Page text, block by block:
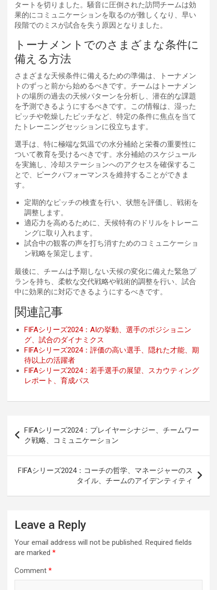
タートを切りました。騒音に圧倒された訪問チームは効
果的にコミュニケーションを取るのが難しくなり、早い
段階でのミスが試合を失う原因となりました。
トーナメントでのさまざまな条件に
備える方法
さまざまな天候条件に備えるための準備は、トーナメン
トのずっと前から始めるべきです。チームはトーナメン
トの場所の過去の天候パターンを分析し、潜在的な課題
を予測できるようにするべきです。この情報は、湿った
ピッチや乾燥したピッチなど、特定の条件に焦点を当て
たトレーニングセッションに役立ちます。
選手は、特に極端な気温での水分補給と栄養の重要性に
ついて教育を受けるべきです。水分補給のスケジュール
を実施し、冷却ステーションへのアクセスを確保するこ
とで、ピークパフォーマンスを維持することができま
す。
定期的なピッチの検査を行い、状態を評価し、戦術を
調整します。
適応力を高めるために、天候特有のドリルをトレーニ
ングに取り入れます。
試合中の観客の声を打ち消すためのコミュニケーショ
ン戦略を策定します。
最後に、チームは予期しない天候の変化に備えた緊急プ
ランを持ち、柔軟な交代戦略や戦術的調整を行い、試合
中に効果的に対応できるようにするべきです。
関連記事
FIFAシリーズ2024：AIの挙動、選手のポジショニン
グ、試合のダイナミクス
FIFAシリーズ2024：評価の高い選手、隠れた才能、期
待以上の活躍者
FIFAシリーズ2024：若手選手の展望、スカウティング
レポート、育成パス
navigation
FIFAシリーズ2024：プレイヤーシナジー、チームワー
ク戦略、コミュニケーション
FIFAシリーズ2024：コーチの哲学、マネージャーのス
タイル、チームのアイデンティティ
Leave a Reply
Your email address will not be published. Required fields
are marked *
Comment *